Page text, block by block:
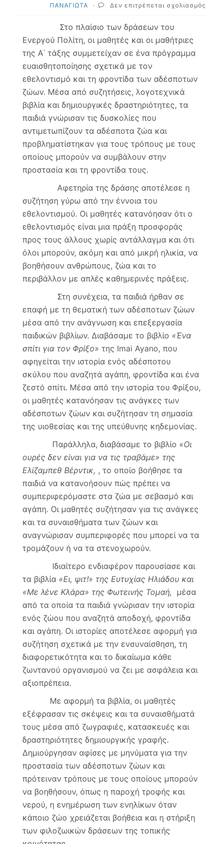
ΠΑΝΑΓΙΩΤΑ
· Δεν επιτρέπεται σχολιασμός
Στο πλαίσιο των δράσεων του
Ενεργού Πολίτη, οι μαθητές και οι μαθήτριες
της Α΄ τάξης συμμετείχαν σε ένα πρόγραμμα
ευαισθητοποίησης σχετικά με τον
εθελοντισμό και τη φροντίδα των αδέσποτων
ζώων. Μέσα από συζητήσεις, λογοτεχνικά
βιβλία και δημιουργικές δραστηριότητες, τα
παιδιά γνώρισαν τις δυσκολίες που
αντιμετωπίζουν τα αδέσποτα ζώα και
προβληματίστηκαν για τους τρόπους με τους
οποίους μπορούν να συμβάλουν στην
προστασία και τη φροντίδα τους.
Αφετηρία της δράσης αποτέλεσε η
συζήτηση γύρω από την έννοια του
εθελοντισμού. Οι μαθητές κατανόησαν ότι ο
εθελοντισμός είναι μια πράξη προσφοράς
προς τους άλλους χωρίς αντάλλαγμα και ότι
όλοι μπορούν, ακόμη και από μικρή ηλικία, να
βοηθήσουν ανθρώπους, ζώα και το
περιβάλλον με απλές καθημερινές πράξεις.
Στη συνέχεια, τα παιδιά ήρθαν σε
επαφή με τη θεματική των αδέσποτων ζώων
μέσα από την ανάγνωση και επεξεργασία
παιδικών βιβλίων. Διαβάσαμε το βιβλίο «Ένα
σπίτι για τον Φρίξο» της Imai Ayano, που
αφηγείται την ιστορία ενός αδέσποτου
σκύλου που αναζητά αγάπη, φροντίδα και ένα
ζεστό σπίτι. Μέσα από την ιστορία του Φρίξου,
οι μαθητές κατανόησαν τις ανάγκες των
αδέσποτων ζώων και συζήτησαν τη σημασία
της υιοθεσίας και της υπεύθυνης κηδεμονίας.
Παράλληλα, διαβάσαμε το βιβλίο «Οι
ουρές δεν είναι για να τις τραβάμε» της
Ελίζαμπεθ Βέρντικ, , το οποίο βοήθησε τα
παιδιά να κατανοήσουν πώς πρέπει να
συμπεριφερόμαστε στα ζώα με σεβασμό και
αγάπη. Οι μαθητές συζήτησαν για τις ανάγκες
και τα συναισθήματα των ζώων και
αναγνώρισαν συμπεριφορές που μπορεί να τα
τρομάζουν ή να τα στενοχωρούν.
Ιδιαίτερο ενδιαφέρον παρουσίασε και
τα βιβλία «Ει, ψιτ!» της Ευτυχίας Ηλιάδου και
«Με λένε Κλάρα» της Φωτεινής Τομαή, μέσα
από τα οποία τα παιδιά γνώρισαν την ιστορία
ενός ζώου που αναζητά αποδοχή, φροντίδα
και αγάπη. Οι ιστορίες αποτέλεσε αφορμή για
συζήτηση σχετικά με την ενσυναίσθηση, τη
διαφορετικότητα και το δικαίωμα κάθε
ζωντανού οργανισμού να ζει με ασφάλεια και
αξιοπρέπεια.
Με αφορμή τα βιβλία, οι μαθητές
εξέφρασαν τις σκέψεις και τα συναισθήματά
τους μέσα από ζωγραφιές, κατασκευές και
δραστηριότητες δημιουργικής γραφής.
Δημιούργησαν αφίσες με μηνύματα για την
προστασία των αδέσποτων ζώων και
πρότειναν τρόπους με τους οποίους μπορούν
να βοηθήσουν, όπως η παροχή τροφής και
νερού, η ενημέρωση των ενηλίκων όταν
κάποιο ζώο χρειάζεται βοήθεια και η στήριξη
των φιλοζωικών δράσεων της τοπικής